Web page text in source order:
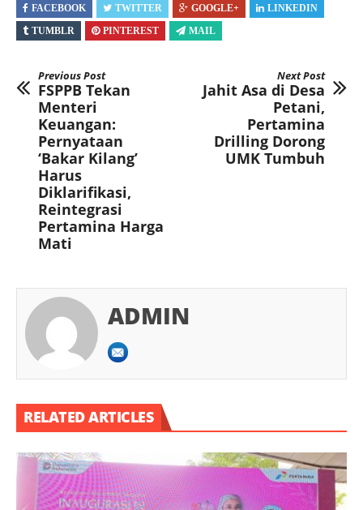
FACEBOOK TWITTER GOOGLE+
LINKEDIN
TUMBLR
PINTEREST MAIL
Previous Post
FSPPB Tekan
Menteri
Keuangan:
Pernyataan
‘Bakar Kilang’
Harus
Diklarifikasi,
Reintegrasi
Pertamina Harga
Mati
Next Post
Jahit Asa di Desa
Petani,
Pertamina
Drilling Dorong
UMK Tumbuh
ADMIN
RELATED ARTICLES